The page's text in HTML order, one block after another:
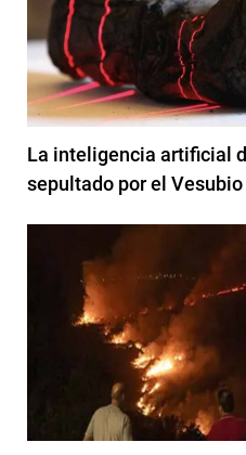
La inteligencia artificial
sepultado por el